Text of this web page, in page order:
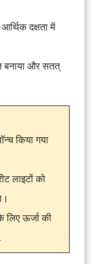
दक्षता में
बनाया और सतत्
किया गया
लाइटों को
लिए ऊर्जा की